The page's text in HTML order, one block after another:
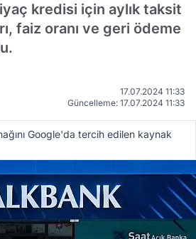
kredisi için aylık taksit
faiz oranı ve geri ödeme
17.07.2024 11:33
Güncelleme: 17.07.2024 11:33
Google'da tercih edilen kaynak